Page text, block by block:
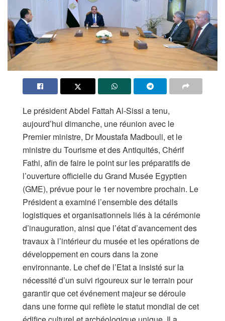
Le président Abdel Fattah Al-Sissi a tenu,
aujourd’hui dimanche, une réunion avec le
Premier ministre, Dr Moustafa Madbouli, et le
ministre du Tourisme et des Antiquités, Chérif
Fathi, afin de faire le point sur les préparatifs de
l’ouverture officielle du Grand Musée Egyptien
(GME), prévue pour le 1er novembre prochain. Le
Président a examiné l’ensemble des détails
logistiques et organisationnels liés à la cérémonie
d’inauguration, ainsi que l’état d’avancement des
travaux à l’intérieur du musée et les opérations de
développement en cours dans la zone
environnante. Le chef de l’Etat a insisté sur la
nécessité d’un suivi rigoureux sur le terrain pour
garantir que cet événement majeur se déroule
dans une forme qui reflète le statut mondial de cet